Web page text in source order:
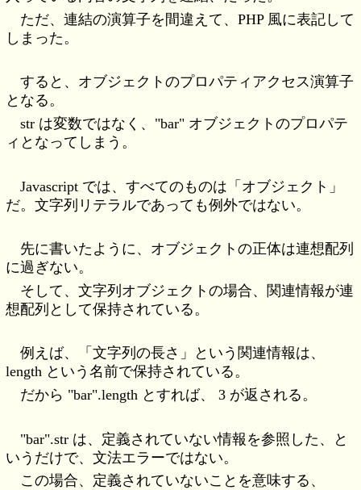
ただ、連結の演算子を間違えて、PHP 風に表記して
しまった。
すると、オブジェクトのプロパティアクセス演算子
となる。
str は変数ではなく、"bar" オブジェクトのプロパテ
ィとなってしまう。
Javascript では、すべてのものは「オブジェクト」
だ。文字列リテラルであっても例外ではない。
先に書いたように、オブジェクトの正体は連想配列
に過ぎない。
そして、文字列オブジェクトの場合、関連情報が連
想配列として保持されている。
例えば、「文字列の長さ」という関連情報は、
length という名前で保持されている。
だから "bar".length とすれば、 3 が返される。
"bar".str は、定義されていない情報を参照した、と
いうだけで、文法エラーではない。
この場合、定義されていないことを意味する、